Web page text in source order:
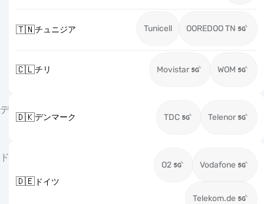
🇹🇳チュニジア Tunicell OOREDOO TN
🇨🇱チリ Movistar WOM
デ
🇩🇰デンマーク TDC Telenor
ド
🇩🇪ドイツ
O2 Vodafone
Telekom.de